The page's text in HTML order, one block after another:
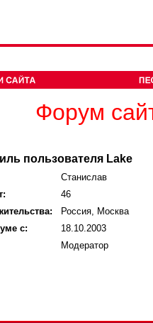
Форум
пользователя Lake
Станислав
46
Россия, Москва
с:
18.10.2003
Модератор